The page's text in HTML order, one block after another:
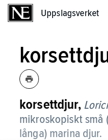
Uppslagsverket
korsettdjur,
mikroskopiskt små
långa) marina djur.